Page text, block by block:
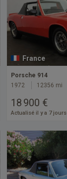
France
Porsche 914
1972
12356 mi
18 900 €
Actualisé il y a 7 jours